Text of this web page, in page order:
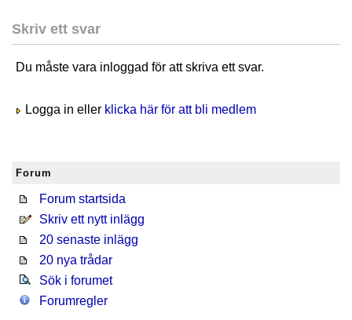
Skriv ett svar
Du måste vara inloggad för att skriva ett svar.
Logga in eller klicka här för att bli medlem
Forum
Forum startsida
Skriv ett nytt inlägg
20 senaste inlägg
20 nya trådar
Sök i forumet
Forumregler